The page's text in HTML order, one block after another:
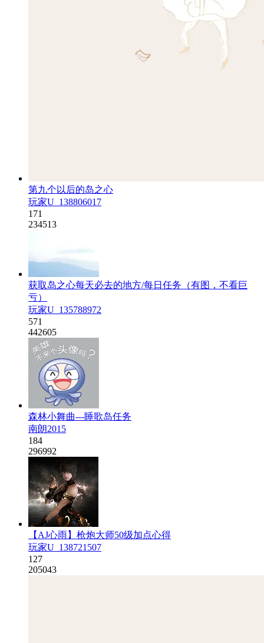
第九个以后的岛之心
玩家U_138806017
171
234513
获取岛之心每天必去的地方/每日任务（有图，不看巨
亏）
玩家U_135788972
571
442605
森林小舞曲---睡歌岛任务
南朗2015
184
296992
【AJ心雨】枪炮大师50级加点心得
玩家U_138721507
127
205043